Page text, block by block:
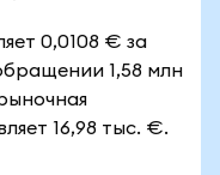
0,0108 € за
1,58 млн
16,98 тыс. €.